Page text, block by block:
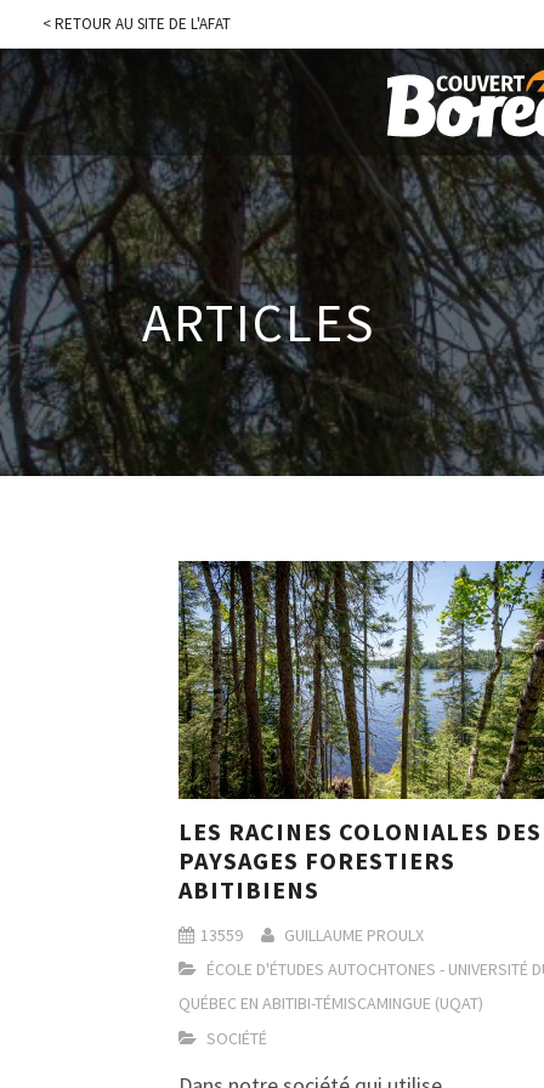
< RETOUR AU SITE DE L'AFAT
ARTICLES
LES RACINES COLONIALES DES
PAYSAGES FORESTIERS
ABITIBIENS
13559
GUILLAUME PROULX
ÉCOLE D'ÉTUDES AUTOCHTONES - UNIVERSITÉ
QUÉBEC EN ABITIBI-TÉMISCAMINGUE (UQAT)
SOCIÉTÉ